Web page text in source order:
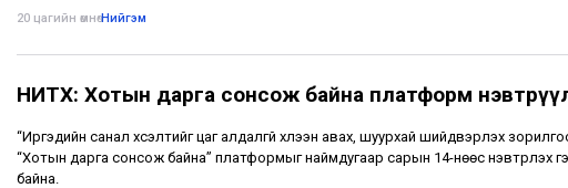
20 цагийн өмнө•Нийгэм
НИТХ: Хотын дарга сонсож байна платформ
“Иргэдийн санал хүсэлтийг цаг алдалгүй хүлээн авах, шуурхай шийдвэрлэх
“Хотын дарга сонсож байна” платформыг наймдугаар сарын 14-нөөс нэвтрүүлэх
байна.